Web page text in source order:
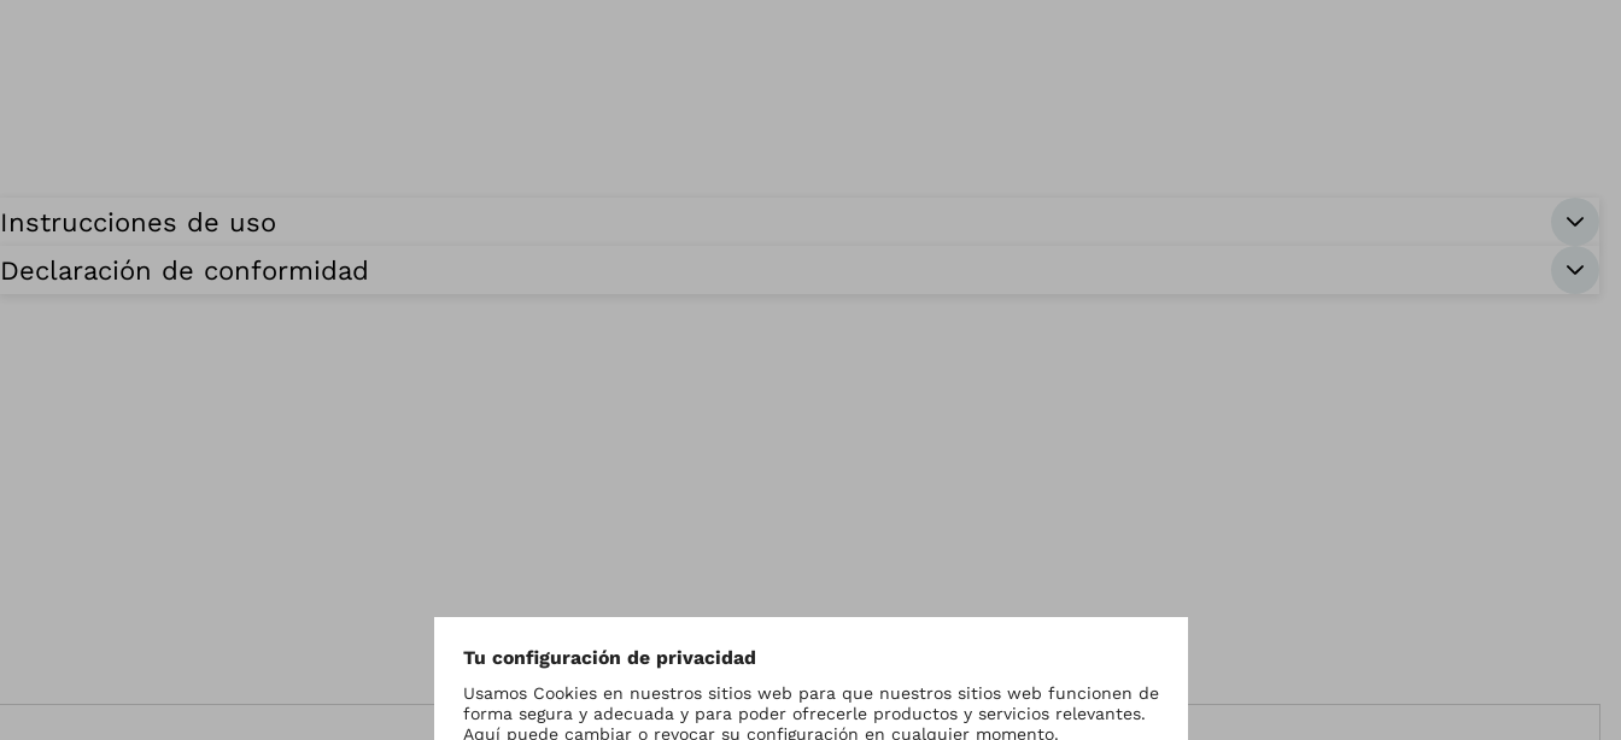
Instrucciones de uso
Declaración de conformidad